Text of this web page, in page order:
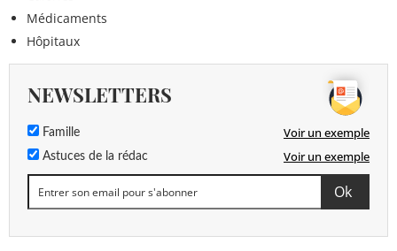
Médicaments
Hôpitaux
NEWSLETTERS
Famille Voir un exemple
Astuces de la rédac Voir un exemple